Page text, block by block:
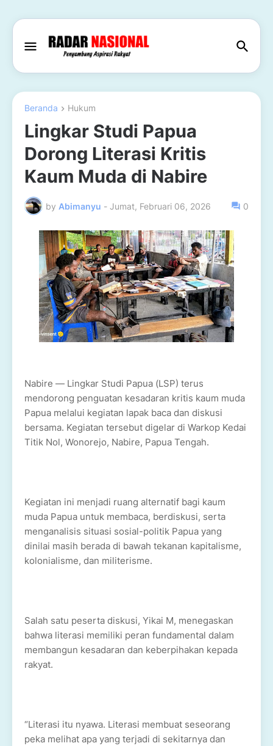
Beranda Hukum
Lingkar Studi Papua
Dorong Literasi Kritis
Kaum Muda di Nabire
by Abimanyu - Jumat, Februari 06, 2026 0
Nabire — Lingkar Studi Papua (LSP) terus
mendorong penguatan kesadaran kritis kaum muda
Papua melalui kegiatan lapak baca dan diskusi
bersama. Kegiatan tersebut digelar di Warkop Kedai
Titik Nol, Wonorejo, Nabire, Papua Tengah.
Kegiatan ini menjadi ruang alternatif bagi kaum
muda Papua untuk membaca, berdiskusi, serta
menganalisis situasi sosial-politik Papua yang
dinilai masih berada di bawah tekanan kapitalisme,
kolonialisme, dan militerisme.
Salah satu peserta diskusi, Yikai M, menegaskan
bahwa literasi memiliki peran fundamental dalam
membangun kesadaran dan keberpihakan kepada
rakyat.
“Literasi itu nyawa. Literasi membuat seseorang
peka melihat apa yang terjadi di sekitarnya dan